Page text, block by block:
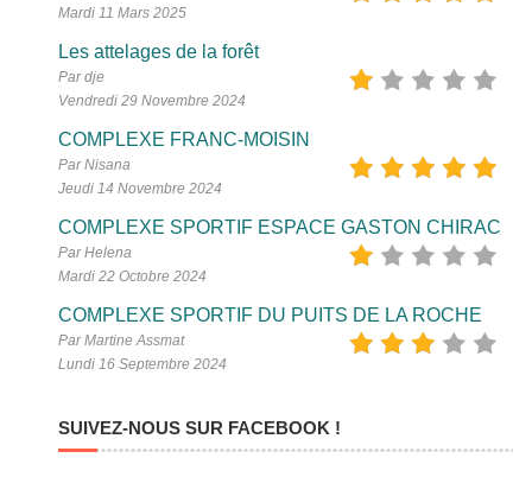
Mardi 11 Mars 2025
Les attelages de la forêt
Par dje
Vendredi 29 Novembre 2024
COMPLEXE FRANC-MOISIN
Par Nisana
Jeudi 14 Novembre 2024
COMPLEXE SPORTIF ESPACE GASTON CHIRAC
Par Helena
Mardi 22 Octobre 2024
COMPLEXE SPORTIF DU PUITS DE LA ROCHE
Par Martine Assmat
Lundi 16 Septembre 2024
SUIVEZ-NOUS SUR FACEBOOK !